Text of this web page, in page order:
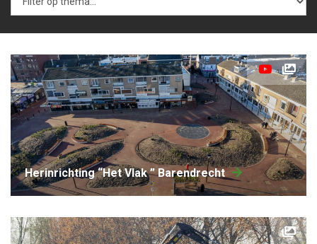
herinrichting “Het Vlak ” Barendrecht